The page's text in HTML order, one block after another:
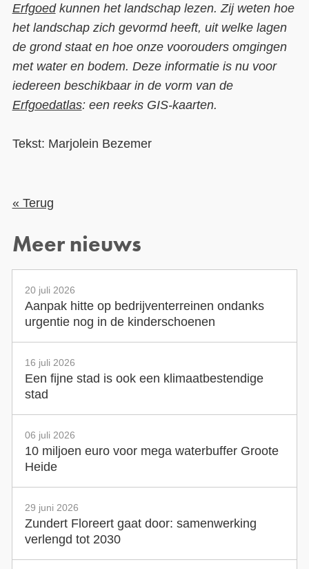
Erfgoedkunnen het landschap lezen. Zij weten hoe
het landschap zich gevormd heeft, uit welke lagen
de grond staat en hoe onze voorouders omgingen
met water en bodem. Deze informatie is nu voor
iedereen beschikbaar in de vorm van de
Erfgoedatlas: een reeks GIS-kaarten.
Tekst: Marjolein Bezemer
« Terug
Meer nieuws
20 juli 2026
Aanpak hitte op bedrijventerreinen ondanks
urgentie nog in de kinderschoenen
16 juli 2026
Een fijne stad is ook een klimaatbestendige
stad
06 juli 2026
10 miljoen euro voor mega waterbuffer Groote
Heide
29 juni 2026
Zundert Floreert gaat door: samenwerking
verlengd tot 2030